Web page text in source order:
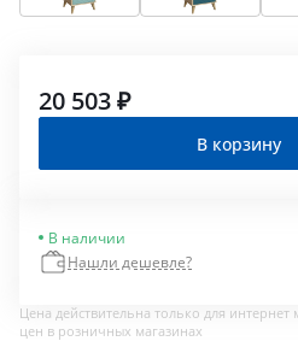
20 503 ₽
В корзину
В наличии
Нашли дешевле?
Цена действительна только для
цен в розничных магазинах